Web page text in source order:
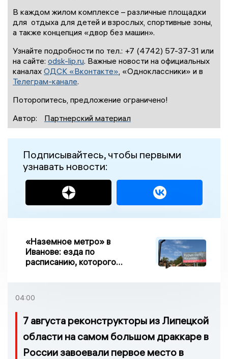
В каждом жилом комплексе – различные площадки
для отдыха для детей и взрослых, спортивные зоны,
а также концепция «двор без машин».
Узнайте подробности по тел.: +7 (4742) 57-37-31 или
на сайте: odsk-lip.ru. Важные новости на официальных
каналах ОДСК «Вконтакте», «Одноклассники» и в
Телеграм-канале.
Поторопитесь, предложение ограничено!
Автор:
Партнерский материал
Подписывайтесь, чтобы первыми
узнавать новости:
«Наземное метро» в
Иванове: езда по
расписанию, которого
04:00
7 августа реконструкторы из Липецкой
области на самом большом драккаре в
России завоевали первое место в